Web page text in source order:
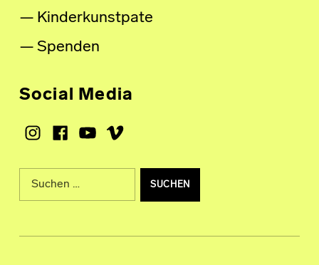
Kinderkunstpate
Spenden
Social Media
Instagram
Facebook
Youtube
Vimeo
Suche nach: